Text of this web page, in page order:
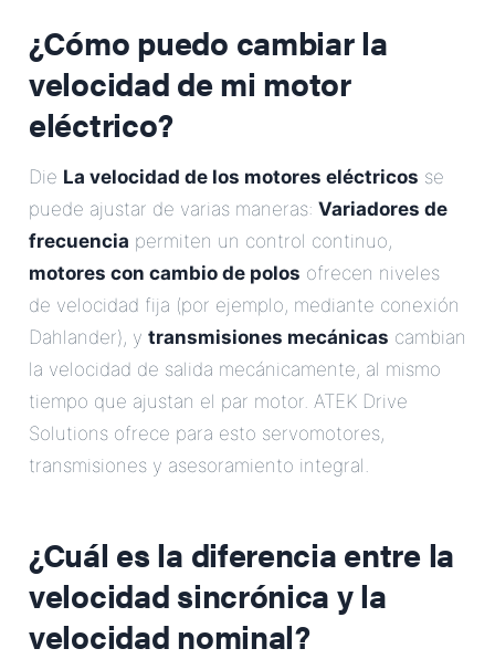
¿Cómo puedo cambiar la
velocidad de mi motor
eléctrico?
Die La velocidad de los motores eléctricos se
puede ajustar de varias maneras: Variadores de
frecuencia permiten un control continuo,
motores con cambio de polos ofrecen niveles
de velocidad fija (por ejemplo, mediante conexión
Dahlander), y transmisiones mecánicas cambian
la velocidad de salida mecánicamente, al mismo
tiempo que ajustan el par motor. ATEK Drive
Solutions ofrece para esto servomotores,
transmisiones y asesoramiento integral.
¿Cuál es la diferencia entre la
velocidad sincrónica y la
velocidad nominal?